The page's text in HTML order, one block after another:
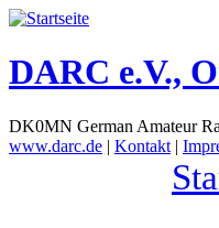
DARC e.V.,
DK0MN German Amateur
www.darc.de | Kontakt |